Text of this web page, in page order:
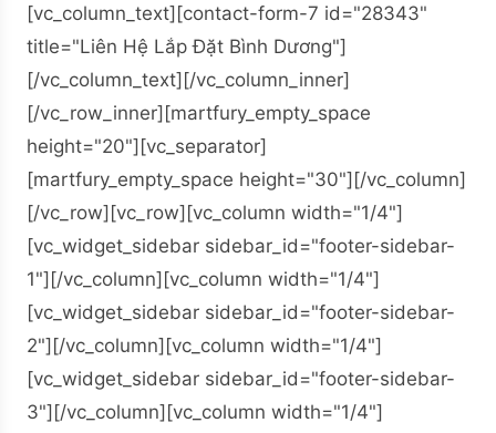
[vc_column_text][contact-form-7 id="28343"
title="Liên Hệ Lắp Đặt Bình Dương"]
[/vc_column_text][/vc_column_inner]
[/vc_row_inner][martfury_empty_space
height="20"][vc_separator]
[martfury_empty_space height="30"][/vc_column]
[/vc_row][vc_row][vc_column width="1/4"]
[vc_widget_sidebar sidebar_id="footer-sidebar-
1"][/vc_column][vc_column width="1/4"]
[vc_widget_sidebar sidebar_id="footer-sidebar-
2"][/vc_column][vc_column width="1/4"]
[vc_widget_sidebar sidebar_id="footer-sidebar-
3"][/vc_column][vc_column width="1/4"]